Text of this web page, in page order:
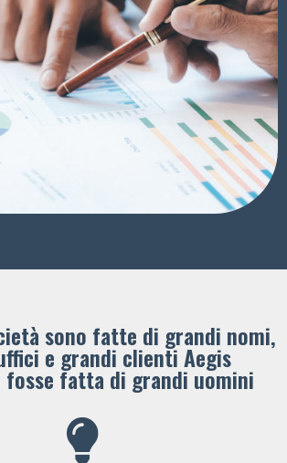
sono fatte di grandi nomi,
e grandi clienti ​Aegis
fosse fatta di grandi uomini